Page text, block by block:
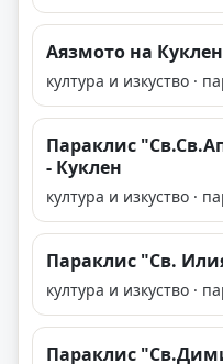
Аязмото на
култура и изкуство ·
Параклис
- Куклен
култура и изкуство ·
Параклис "Св.
култура и изкуство ·
Параклис